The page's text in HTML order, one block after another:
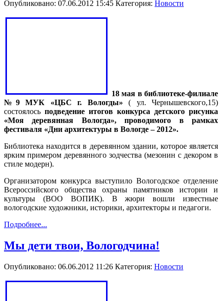
Опубликовано: 07.06.2012 15:45 Категория: Новости
18 мая в библиотеке-филиале
№9 МУК «ЦБС г. Вологды» ( ул. Чернышевского,15)
состоялось подведение итогов конкурса детского рисунка
«Моя деревянная Вологда», проводимого в рамках
фестиваля «Дни архитектуры в Вологде – 2012».
Библиотека находится в деревянном здании, которое является
ярким примером деревянного зодчества (мезонин с декором в
стиле модерн).
Организатором конкурса выступило Вологодское отделение
Всероссийского общества охраны памятников истории и
культуры (ВОО ВОПИК). В жюри вошли известные
вологодские художники, историки, архитекторы и педагоги.
Подробнее...
Мы дети твои, Вологодчина!
Опубликовано: 06.06.2012 11:26 Категория: Новости